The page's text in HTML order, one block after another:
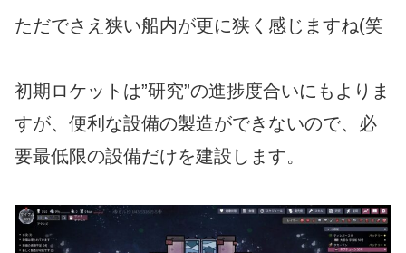
ただでさえ狭い船内が更に狭く感じますね(笑
初期ロケットは”研究”の進捗度合いにもよりま
すが、便利な設備の製造ができないので、必
要最低限の設備だけを建設します。